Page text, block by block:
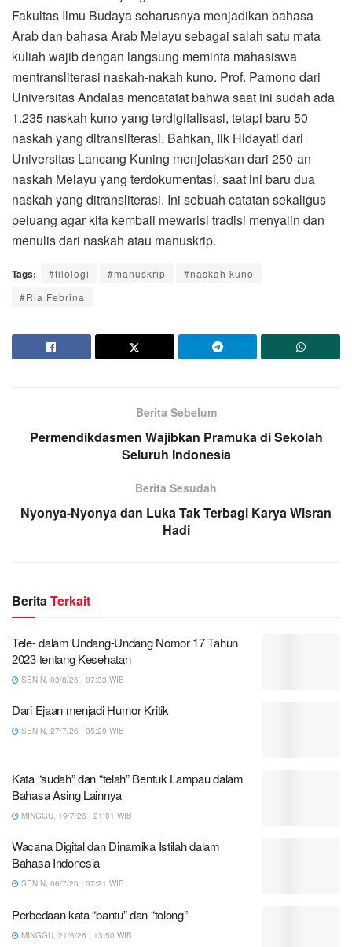
Fakultas Ilmu Budaya seharusnya menjadikan bahasa
Arab dan bahasa Arab Melayu sebagai salah satu mata
kuliah wajib dengan langsung meminta mahasiswa
mentransliterasi naskah-nakah kuno. Prof. Pamono dari
Universitas Andalas mencatatat bahwa saat ini sudah ada
1.235 naskah kuno yang terdigitalisasi, tetapi baru 50
naskah yang ditransliterasi. Bahkan, Iik Hidayati dari
Universitas Lancang Kuning menjelaskan dari 250-an
naskah Melayu yang terdokumentasi, saat ini baru dua
naskah yang ditransliterasi. Ini sebuah catatan sekaligus
peluang agar kita kembali mewarisi tradisi menyalin dan
menulis dari naskah atau manuskrip.
Tags: #filologi #manuskrip
#naskah kuno
#Ria Febrina
Berita Sebelum
Permendikdasmen Wajibkan Pramuka di Sekolah
Seluruh Indonesia
Berita Sesudah
Nyonya-Nyonya dan Luka Tak Terbagi Karya Wisran
Hadi
BeritaTerkait
Tele- dalam Undang-Undang Nomor 17 Tahun
2023 tentang Kesehatan
SENIN, 03/8/26 | 07:33 WIB
Dari Ejaan menjadi Humor Kritik
SENIN, 27/7/26 | 05:28 WIB
Kata “sudah” dan “telah” Bentuk Lampau dalam
Bahasa Asing Lainnya
MINGGU, 19/7/26 | 21:01 WIB
Wacana Digital dan Dinamika Istilah dalam
Bahasa Indonesia
SENIN, 06/7/26 | 07:21 WIB
Perbedaan kata “bantu” dan “tolong”
MINGGU, 21/6/26 | 13:50 WIB